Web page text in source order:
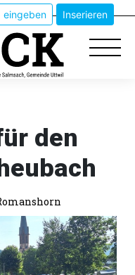
eingeben Inserieren
den